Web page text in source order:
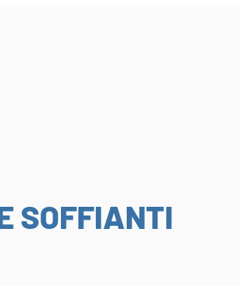
SOFFIANTI